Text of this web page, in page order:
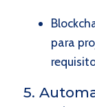
para
5.